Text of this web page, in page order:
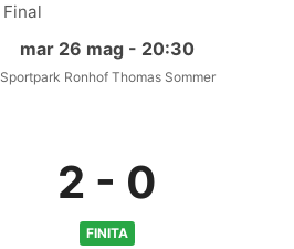
Final
mar 26 mag - 20:30
Sportpark Ronhof Thomas Sommer
2 - 0
FINITA